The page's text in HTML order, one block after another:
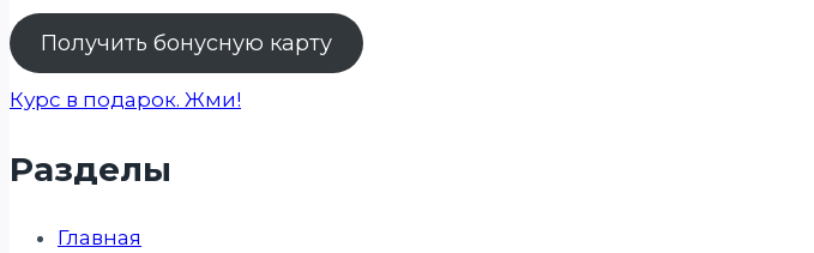
Получить бонусную карту
Курс в подарок. Жми!
Разделы
Главная